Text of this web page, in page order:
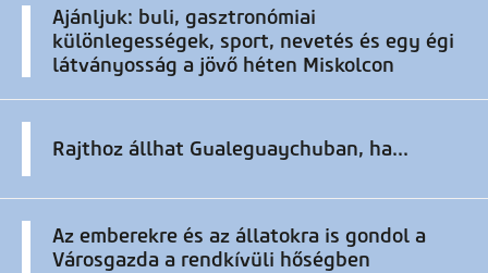
Ajánljuk: buli, gasztronómiai
különlegességek, sport, nevetés és egy égi
látványosság a jövő héten Miskolcon
Rajthoz állhat Gualeguaychuban, ha...
Az emberekre és az állatokra is gondol a
Városgazda a rendkívüli hőségben